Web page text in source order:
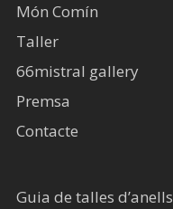
Món Comín
Taller
66mistral gallery
Premsa
Contacte
Guia de talles d’anells